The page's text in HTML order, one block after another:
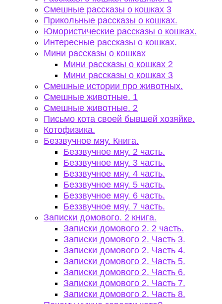
Смешные рассказы о кошках 3
Прикольные рассказы о кошках.
Юмористические рассказы о кошках.
Интересные рассказы о кошках.
Мини рассказы о кошках
Мини рассказы о кошках 2
Мини рассказы о кошках 3
Смешные истории про животных.
Смешные животные. 1
Смешные животные. 2
Письмо кота своей бывшей хозяйке.
Котофизика.
Беззвучное мяу. Книга.
Беззвучное мяу. 2 часть.
Беззвучное мяу. 3 часть.
Беззвучное мяу. 4 часть.
Беззвучное мяу. 5 часть.
Беззвучное мяу. 6 часть.
Беззвучное мяу. 7 часть.
Записки домового. 2 книга.
Записки домового 2. 2 часть.
Записки домового 2. Часть 3.
Записки домового 2. Часть 4.
Записки домового 2. Часть 5.
Записки домового 2. Часть 6.
Записки домового 2. Часть 7.
Записки домового 2. Часть 8.